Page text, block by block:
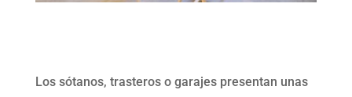
Los sótanos, trasteros o garajes presentan unas